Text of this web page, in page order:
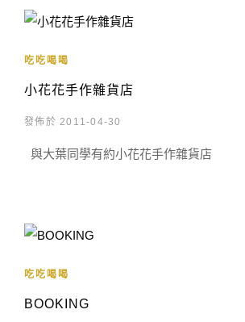
吃吃喝喝
小花花手作雜貨店
發佈於 2011-04-30
與大葉同學有約小花花手作雜貨店
吃吃喝喝
BOOKING